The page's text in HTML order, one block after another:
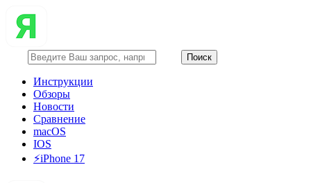
Инструкции
Обзоры
Новости
Сравнение
macOS
IOS
⚡️iPhone 17